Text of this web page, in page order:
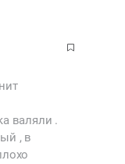
валяли .
, в